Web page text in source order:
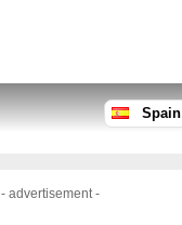
Spain
- advertisement -